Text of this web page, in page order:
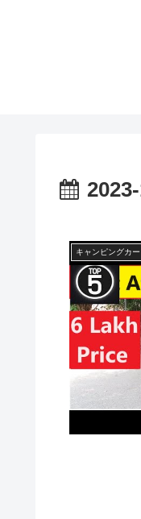
キャンピングカ